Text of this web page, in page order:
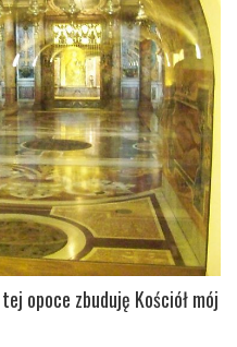
opoce zbuduję Kościół mój